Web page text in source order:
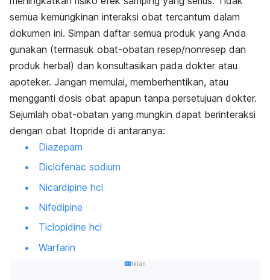
semua kemungkinan interaksi obat tercantum dalam
dokumen ini. Simpan daftar semua produk yang Anda
gunakan (termasuk obat-obatan resep/nonresep dan
produk herbal) dan konsultasikan pada dokter atau
apoteker. Jangan memulai, memberhentikan, atau
mengganti dosis obat apapun tanpa persetujuan dokter.
Sejumlah obat-obatan yang mungkin dapat berinteraksi
dengan obat Itopride di antaranya:
Diazepam
Diclofenac sodium
Nicardipine hcl
Nifedipine
Ticlopidine hcl
Warfarin
Iklan